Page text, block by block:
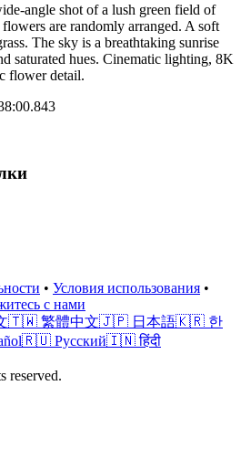
angle shot of a lush green field of
are randomly arranged. A soft
The sky is a breathtaking sunrise
saturated hues. Cinematic lighting, 8K
flower detail.
• Условия использования •
с нами
🇹🇼 繁體中文🇯🇵 日本語🇰🇷 한
🇷🇺 Русский🇮🇳 हिंदी
reserved.